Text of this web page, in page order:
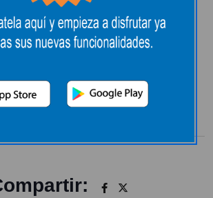
de compra de 500 euros.
E.Leclerc Miranda, el afortundo
de compra valorado en 500 euros
Alonso al que se le entregó un
su tarjeta E.Leclerc de 500 euros
en sus próximas compras.